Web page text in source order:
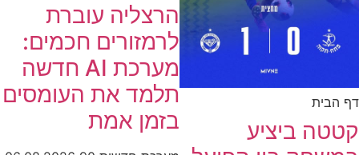
דף הבית
קטטה ביציע
הרצליה עוברת
לרמזורים חכמים:
מערכת AI חדשה
תלמד את העומסים
בזמן אמת